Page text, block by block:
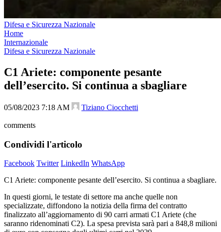
Difesa e Sicurezza Nazionale
Home
Internazionale
Difesa e Sicurezza Nazionale
C1 Ariete: componente pesante
dell’esercito. Si continua a sbagliare
05/08/2023 7:18 AM Tiziano Ciocchetti
comments
Condividi l'articolo
Facebook Twitter LinkedIn WhatsApp
C1 Ariete: componente pesante dell’esercito. Si continua a sbagliare.
In questi giorni, le testate di settore ma anche quelle non
specializzate, diffondono la notizia della firma del contratto
finalizzato all’aggiornamento di 90 carri armati C1 Ariete (che
saranno ridenominati C2). La spesa prevista sarà pari a 848,8 milioni